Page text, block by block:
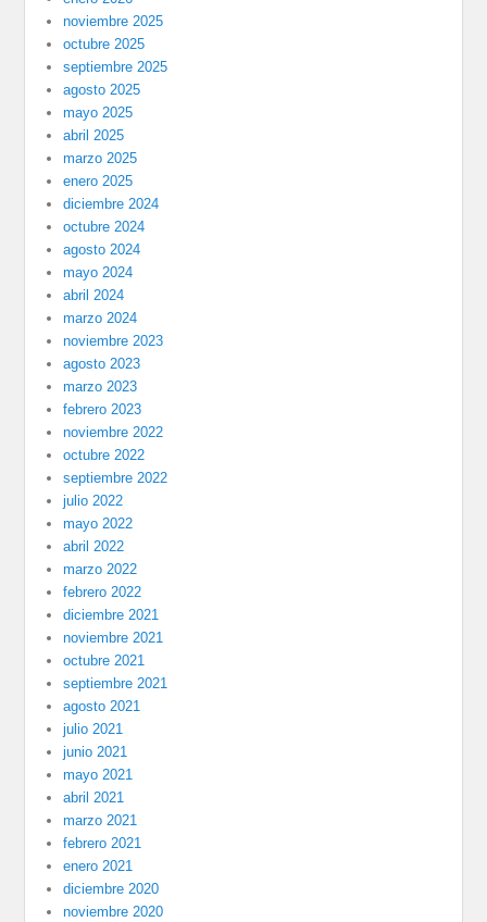
noviembre 2025
octubre 2025
septiembre 2025
agosto 2025
mayo 2025
abril 2025
marzo 2025
enero 2025
diciembre 2024
octubre 2024
agosto 2024
mayo 2024
abril 2024
marzo 2024
noviembre 2023
agosto 2023
marzo 2023
febrero 2023
noviembre 2022
octubre 2022
septiembre 2022
julio 2022
mayo 2022
abril 2022
marzo 2022
febrero 2022
diciembre 2021
noviembre 2021
octubre 2021
septiembre 2021
agosto 2021
julio 2021
junio 2021
mayo 2021
abril 2021
marzo 2021
febrero 2021
enero 2021
diciembre 2020
noviembre 2020